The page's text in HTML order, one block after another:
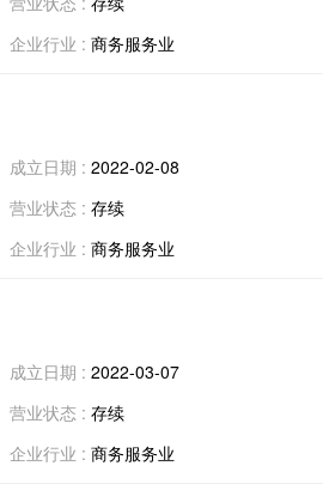
企业行业 : 商务服务业
成立日期 : 2022-02-08
营业状态 : 存续
企业行业 : 商务服务业
成立日期 : 2022-03-07
营业状态 : 存续
企业行业 : 商务服务业